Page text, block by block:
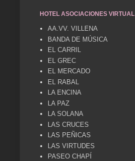
HOTEL ASOCIACIONES VIRTUAL
AA.VV. VILLENA
BANDA DE MÚSICA
EL CARRIL
EL GREC
EL MERCADO
EL RABAL
LA ENCINA
LA PAZ
LA SOLANA
LAS CRUCES
LAS PEÑICAS
LAS VIRTUDES
PASEO CHAPÍ